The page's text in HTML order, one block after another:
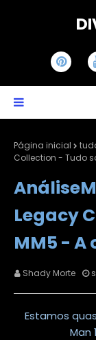
Página inicial
Collection - Tudo
Legacy
MM5 - A
Shady Morte
Estamos
Man